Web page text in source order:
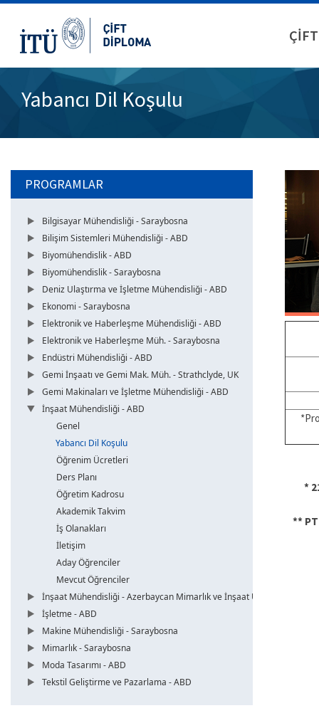
Yabancı Dil Koşulu
PROGRAMLAR
Bilgisayar Mühendisliği - Saraybosna
Bilişim Sistemleri Mühendisliği - ABD
Biyomühendislik - ABD
Biyomühendislik - Saraybosna
Deniz Ulaştırma ve İşletme Mühendisliği - ABD
Ekonomi - Saraybosna
Elektronik ve Haberleşme Mühendisliği - ABD
Elektronik ve Haberleşme Müh. - Saraybosna
Endüstri Mühendisliği - ABD
Gemi İnşaatı ve Gemi Mak. Müh. - Strathclyde, UK
Gemi Makinaları ve İşletme Mühendisliği - ABD
İnşaat Mühendisliği - ABD
Genel
Yabancı Dil Koşulu
Öğrenim Ücretleri
Ders Planı
Öğretim Kadrosu
Akademik Takvim
İş Olanakları
İletişim
Aday Öğrenciler
Mevcut Öğrenciler
İnşaat Mühendisliği - Azerbaycan Mimarlık ve İnşaat Üni.
İşletme - ABD
Makine Mühendisliği - Saraybosna
Mimarlık - Saraybosna
Moda Tasarımı - ABD
Tekstil Geliştirme ve Pazarlama - ABD
*
**